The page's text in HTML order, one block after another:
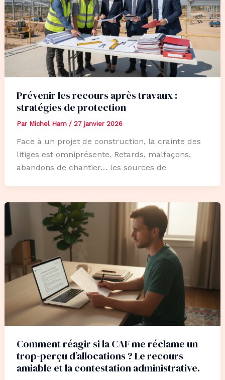
Prévenir les recours après travaux :
stratégies de protection
Par Michel Ham / 27 janvier 2026
Face à un projet de construction, la crainte des
litiges est omniprésente. Retards, malfaçons,
abandons de chantier… les sources de
Comment réagir si la CAF me réclame un
trop-perçu d’allocations ? Le recours
amiable et la contestation administrative.